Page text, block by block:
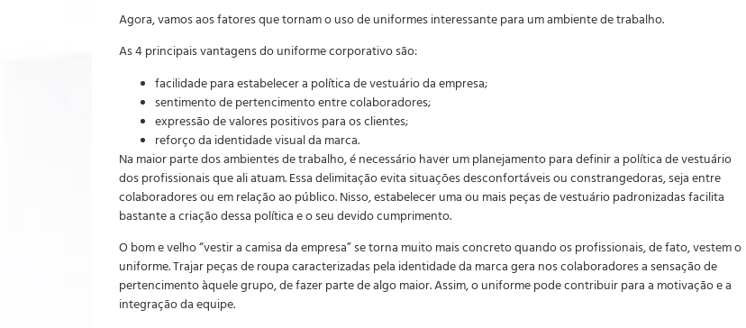
Agora, vamos aos fatores que tornam o uso de uniformes interessante para um ambiente de trabalho.
As 4 principais vantagens do uniforme corporativo são:
facilidade para estabelecer a política de vestuário da empresa;
sentimento de pertencimento entre colaboradores;
expressão de valores positivos para os clientes;
reforço da identidade visual da marca.
Na maior parte dos ambientes de trabalho, é necessário haver um planejamento para definir a política de vestuário
dos profissionais que ali atuam. Essa delimitação evita situações desconfortáveis ou constrangedoras, seja entre
colaboradores ou em relação ao público. Nisso, estabelecer uma ou mais peças de vestuário padronizadas facilita
bastante a criação dessa política e o seu devido cumprimento.
O bom e velho “vestir a camisa da empresa” se torna muito mais concreto quando os profissionais, de fato, vestem o
uniforme. Trajar peças de roupa caracterizadas pela identidade da marca gera nos colaboradores a sensação de
pertencimento àquele grupo, de fazer parte de algo maior. Assim, o uniforme pode contribuir para a motivação e a
integração da equipe.